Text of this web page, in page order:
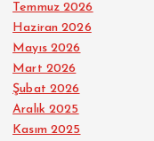
Temmuz 2026
Haziran 2026
Mayıs 2026
Mart 2026
Şubat 2026
Aralık 2025
Kasım 2025